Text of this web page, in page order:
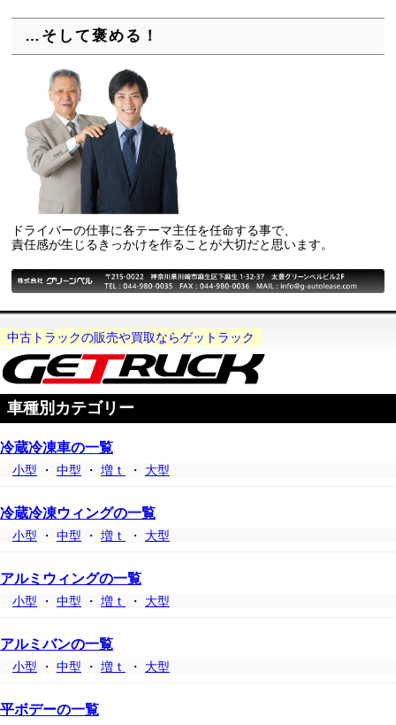
…そして褒める！
ドライバーの仕事に各テーマ主任を任命する事で、
責任感が生じるきっかけを作ることが大切だと思います。
中古トラックの販売や買取ならゲットラック
車種別カテゴリー
冷蔵冷凍車の一覧
小型 ・ 中型 ・ 増ｔ ・ 大型
冷蔵冷凍ウィングの一覧
小型 ・ 中型 ・ 増ｔ ・ 大型
アルミウィングの一覧
小型 ・ 中型 ・ 増ｔ ・ 大型
アルミバンの一覧
小型 ・ 中型 ・ 増ｔ ・ 大型
平ボデーの一覧